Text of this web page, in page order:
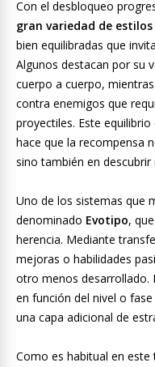
Con el desbloqueo
gran variedad de estilos
bien equilibradas que
Algunos destacan por su
cuerpo a cuerpo,
contra enemigos que
proyectiles. Este
hace que la recompensa
sino también en
Uno de los sistemas que
denominado Evotipo,
herencia. Mediante
mejoras o habilidades
otro menos desarrollado.
en función del nivel o
una capa adicional de
Como es habitual en este